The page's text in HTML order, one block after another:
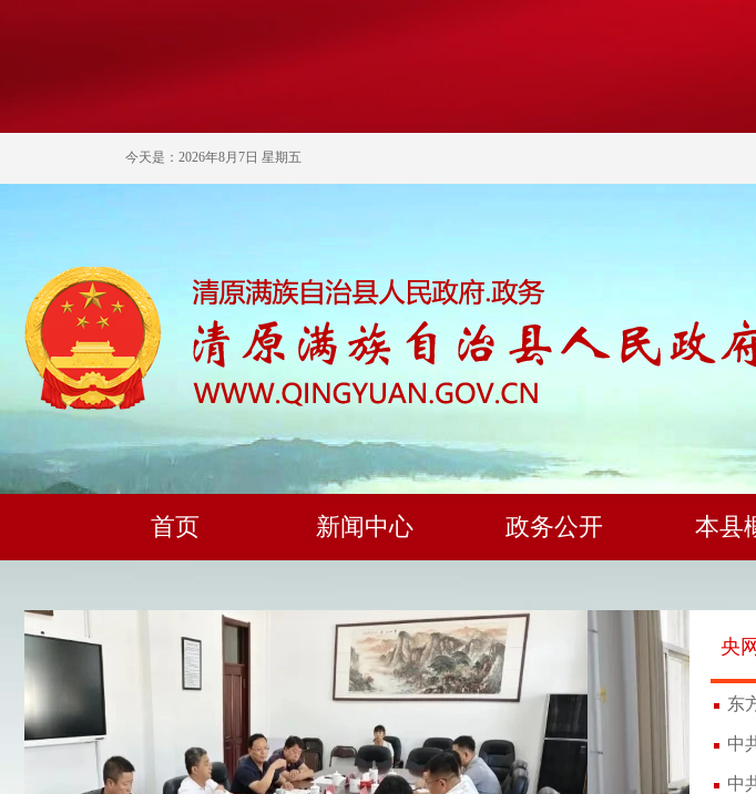
今天是：2026年8月7日 星期五
首页 新闻中心 政务公开 本县
央
东
中